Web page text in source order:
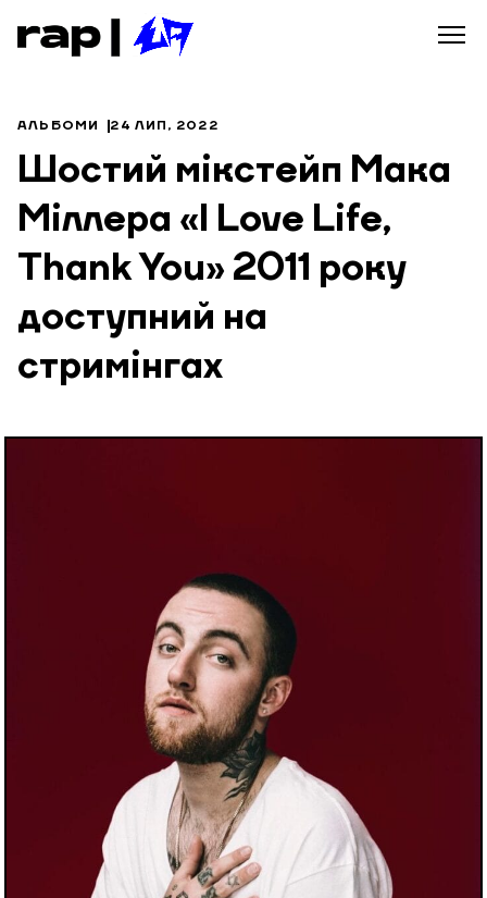
АЛЬБОМИ 24 ЛИП, 2022
Шостий мікстейп Мака
Міллера «I Love Life,
Thank You» 2011 року
доступний на
стримінгах